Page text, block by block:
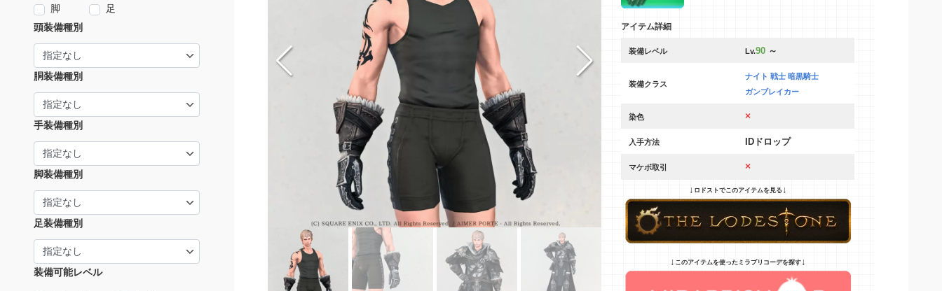
アイテム詳細
装備レベル Lv.90～
装備クラス
ナイト 戦士 暗黒騎士
ガンブレイカー
染色 ×
入手方法 IDドロップ
マケボ取引 ×
↓ ロドストでこのアイテムを見る↓
↓ このアイテムを使ったミラプリコーデを探す ↓
脚
足
頭装備種別
胴装備種別
手装備種別
脚装備種別
足装備種別
装備可能レベル